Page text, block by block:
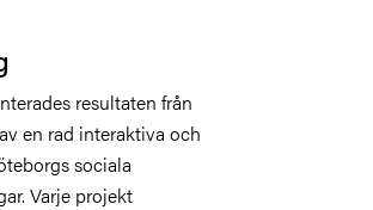
resultaten från
en rad interaktiva och
sociala
Varje projekt